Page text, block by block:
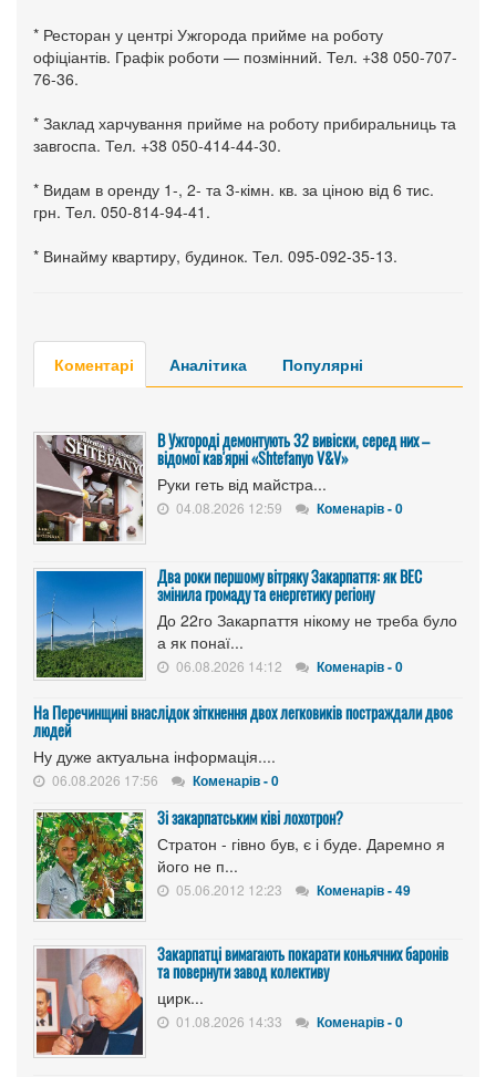
* Ресторан у центрі Ужгорода прийме на роботу
офіціантів. Графік роботи — позмінний. Тел. +38 050-707-
76-36.
* Заклад харчування прийме на роботу прибиральниць та
завгоспа. Тел. +38 050-414-44-30.
* Видам в оренду 1-, 2- та 3-кімн. кв. за ціною від 6 тис.
грн. Тел. 050-814-94-41.
* Винайму квартиру, будинок. Тел. 095-092-35-13.
Коментарі Аналітика Популярні
В Ужгороді демонтують 32 вивіски, серед них –
відомої кав'ярні «Shtefanyo V&V»
Руки геть від майстра...
04.08.2026 12:59 Коменарів - 0
Два роки першому вітряку Закарпаття: як ВЕС
змінила громаду та енергетику регіону
До 22го Закарпаття нікому не треба було
а як понаї...
06.08.2026 14:12 Коменарів - 0
На Перечинщині внаслідок зіткнення двох легковиків постраждали двоє
людей
Ну дуже актуальна інформація....
06.08.2026 17:56 Коменарів - 0
Зі закарпатським ківі лохотрон?
Стратон - гівно був, є і буде. Даремно я
його не п...
05.06.2012 12:23 Коменарів - 49
Закарпатці вимагають покарати коньячних баронів
та повернути завод колективу
цирк...
01.08.2026 14:33 Коменарів - 0